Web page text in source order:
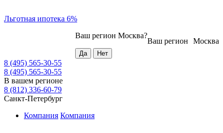
Льготная ипотека 6%
Москва
Ваш регион
Ваш регион Москва?
8 (495) 565-30-55
8 (495) 565-30-55
В вашем регионе
8 (812) 336-60-79
Санкт-Петербург
Компания Компания